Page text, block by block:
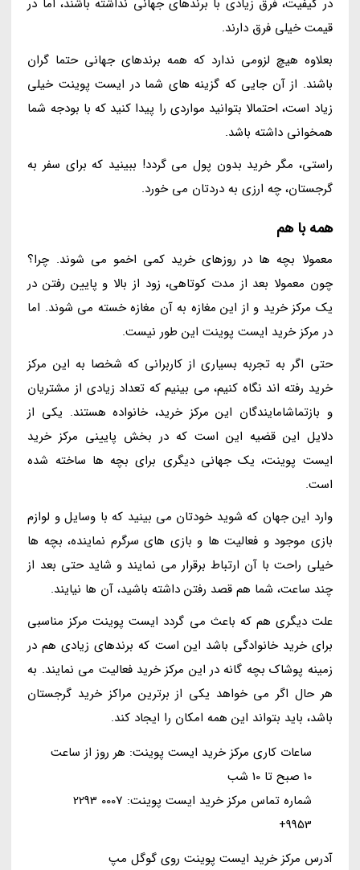
در کیفیت، فرق زیادی با برندهای جهانی نداشته باشند، اما در
قیمت خیلی فرق دارند.
بعلاوه هیچ لزومی ندارد که همه برندهای جهانی حتما گران
باشند. از آن جایی که گزینه های شما در ایست پوینت خیلی
زیاد است، احتمالا بتوانید مواردی را پیدا کنید که با بودجه شما
همخوانی داشته باشد.
راستی، مگر خرید بدون پول می گردد! ببینید که برای سفر به
گرجستان، چه ارزی به دردتان می خورد.
همه با هم
معمولا بچه ها در روزهای خرید کمی اخمو می شوند. چرا؟
چون معمولا بعد از مدت کوتاهی، زود از بالا و پایین رفتن در
یک مرکز خرید و از این مغازه به آن مغازه خسته می شوند. اما
در مرکز خرید ایست پوینت این طور نیست.
حتی اگر به تجربه بسیاری از کاربرانی که شخصا به این مرکز
خرید رفته اند نگاه کنیم، می بینیم که تعداد زیادی از مشتریان
و بازتماشامایندگان این مرکز خرید، خانواده هستند. یکی از
دلایل این قضیه این است که در بخش پایینی مرکز خرید
ایست پوینت، یک جهانی دیگری برای بچه ها ساخته شده
است.
وارد این جهان که شوید خودتان می بینید که با وسایل و لوازم
بازی موجود و فعالیت ها و بازی های سرگرم نماینده، بچه ها
خیلی راحت با آن ارتباط برقرار می نمایند و شاید حتی بعد از
چند ساعت، شما هم قصد رفتن داشته باشید، آن ها نیایند.
علت دیگری هم که باعث می گردد ایست پوینت مرکز مناسبی
برای خرید خانوادگی باشد این است که برندهای زیادی هم در
زمینه پوشاک بچه گانه در این مرکز خرید فعالیت می نمایند. به
هر حال اگر می خواهد یکی از برترین مراکز خرید گرجستان
باشد، باید بتواند این همه امکان را ایجاد کند.
ساعات کاری مرکز خرید ایست پوینت: هر روز از ساعت
10 صبح تا 10 شب
شماره تماس مرکز خرید ایست پوینت: 0007 2293
9953+
آدرس مرکز خرید ایست پوینت روی گوگل مپ